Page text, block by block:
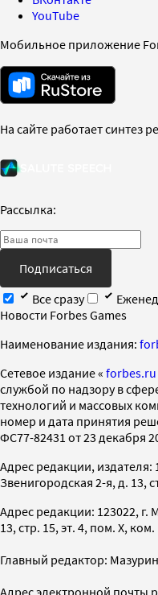
YouTube
Мобильное приложение
На сайте работает синтез
Рассылка:
Подписаться
Все сразу
Новости Forbes Games
Наименование издания:
Cетевое издание « forbes.ru
службой по надзору в
технологий и массовых
номер и дата принятия
ФС77-82431 от 23 декабря
Адрес редакции, издателя:
Звенигородская 2-я, д. 13,
Адрес редакции: 123022, г.
13, стр. 15, эт. 4, пом. X, ком.
Главный редактор:
Адрес электронной почты